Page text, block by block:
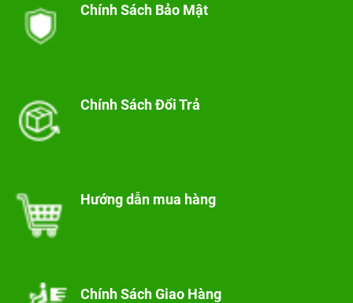
Chính Sách Bảo Mật
Chính Sách Đổi Trả
Hướng dẫn mua hàng
Chính Sách Giao Hàng